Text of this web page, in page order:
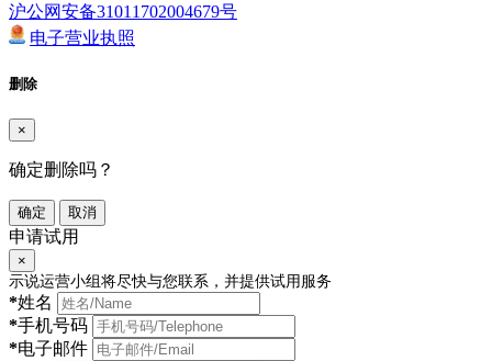
沪公网安备31011702004679号
电子营业执照
删除
×
确定删除吗？
确定 取消
申请试用
×
示说运营小组将尽快与您联系，并提供试用服务
*姓名
*手机号码
*电子邮件